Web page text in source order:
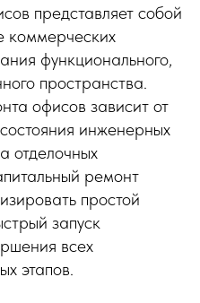
представляет собой
коммерческих
функционального,
пространства.
офисов зависит от
инженерных
отделочных
ремонт
простой
запуск
всех
этапов.